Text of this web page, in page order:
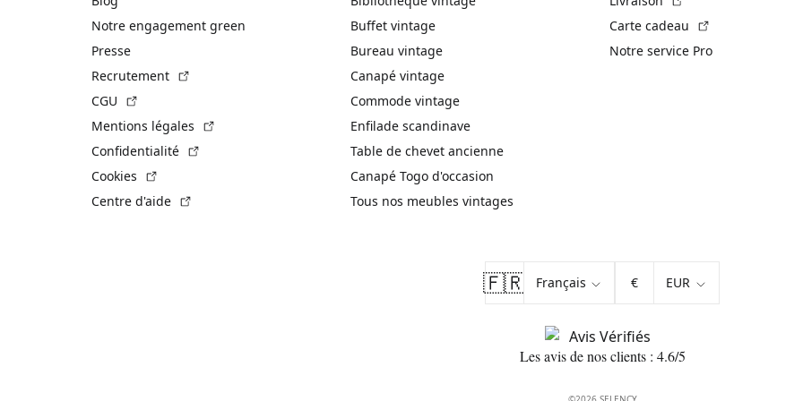
Notre engagement green
Presse
Recrutement
CGU
Mentions légales
Confidentialité
Cookies
Centre d'aide
Buffet vintage
Bureau vintage
Canapé vintage
Commode vintage
Enfilade scandinave
Table de chevet ancienne
Canapé Togo d'occasion
Tous nos meubles vintages
Carte cadeau
Notre service Pro
🇫🇷 €
Les avis de nos clients : 4.6/5